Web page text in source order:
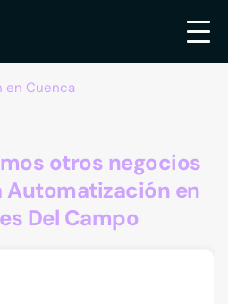
en Cuenca
otros negocios
Automatización en
Del Campo